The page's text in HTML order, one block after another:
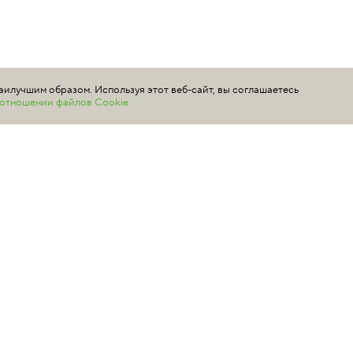
образом. Используя этот веб-сайт, вы соглашаетесь
файлов Cookie